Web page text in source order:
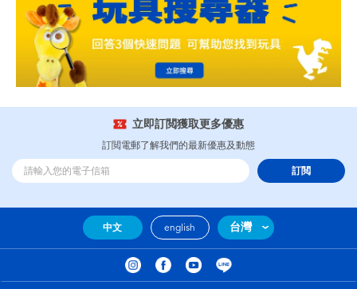
立即訂閲獲取更多優惠
訂閲電郵了解我們的最新優惠及動態
訂閲
中文 english 台灣